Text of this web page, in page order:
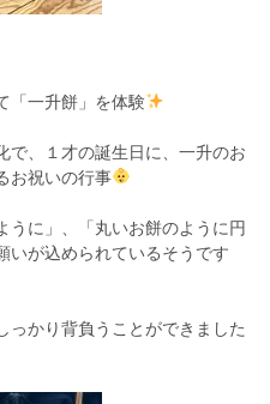
「一升餅」を体験
で、１才の誕生日に、一升のお
お祝いの行事
うに」、「丸いお餅のように円
いが込められているそうです
っかり背負うことができました